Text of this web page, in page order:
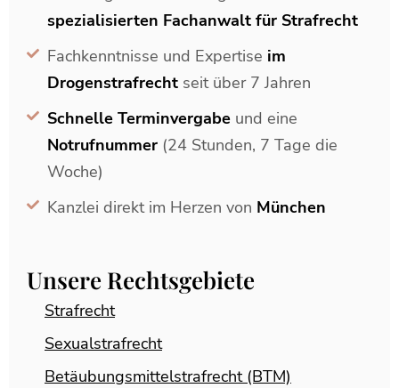
spezialisierten Fachanwalt für Strafrecht
Fachkenntnisse und Expertise im
Drogenstrafrechtseit über 7 Jahren
Schnelle Terminvergabeund eine
Notrufnummer(24 Stunden, 7 Tage die
Woche)
Kanzlei direkt im Herzen von München
Unsere Rechtsgebiete
Strafrecht
Sexualstrafrecht
Betäubungsmittelstrafrecht (BTM)